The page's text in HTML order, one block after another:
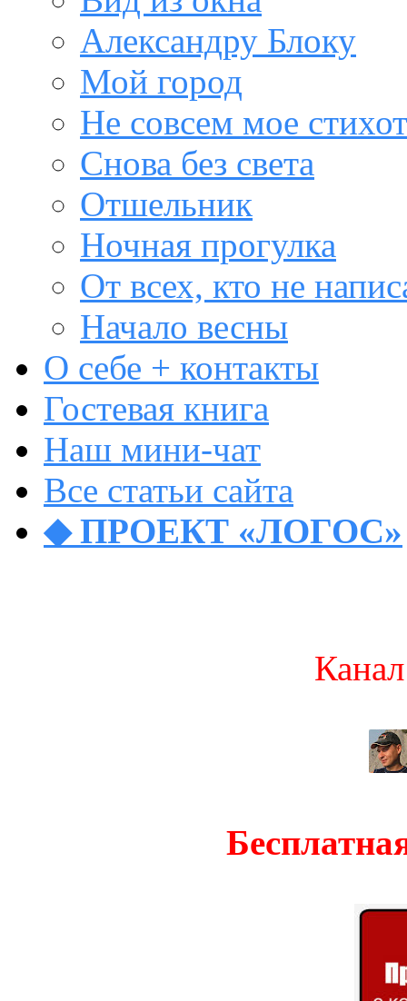
Александру Блоку
Мой город
Не совсем мое
Снова без света
Отшельник
Ночная прогулка
От всех, кто не
Начало весны
О себе + контакты
Гостевая книга
Наш мини-чат
Все статьи сайта
◆ ПРОЕКТ «ЛОГОС»